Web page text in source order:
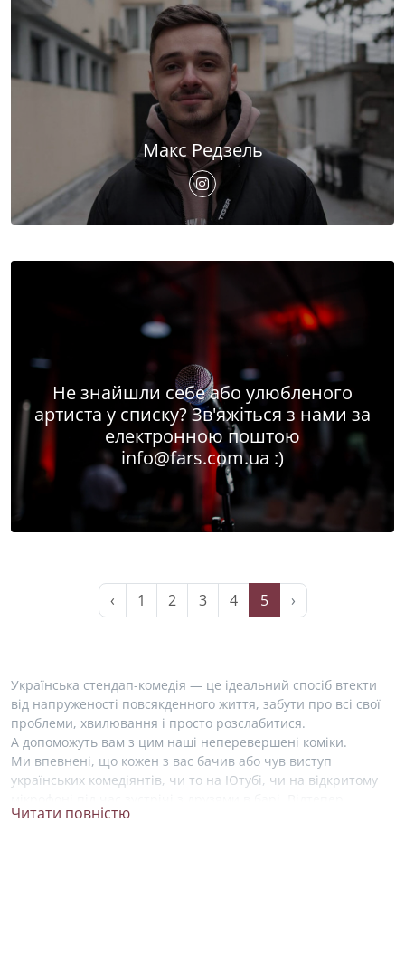
Макс Редзель
Не знайшли себе або улюбленого
артиста у списку? Зв'яжіться з нами за
електронною поштою
info@fars.com.ua :)
‹ 1 2 3 4 5 ›
Українська стендап-комедія — це ідеальний спосіб втекти
від напруженості повсякденного життя, забути про всі свої
проблеми, хвилювання і просто розслабитися.
А допоможуть вам з цим наші неперевершені коміки.
Ми впевнені, що кожен з вас бачив або чув виступ
українських комедіянтів, чи то на Ютубі, чи на відкритому
знайти свого фаворита у світі комедії стало набагато легше!
Читати повністю